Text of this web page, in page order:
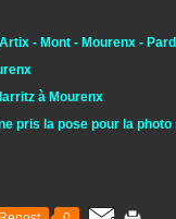
- Mont - Mourenx -
à Mourenx
pris la pose pour la photo